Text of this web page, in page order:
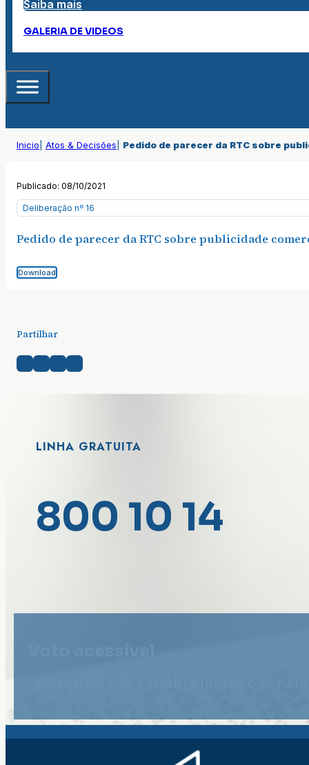
Saiba mais
GALERIA DE VIDEOS
Inicio Atos & Decisões Pedido de parecer da RTC sobre
Publicado: 08/10/2021
Deliberação nº 16
Pedido de parecer da RTC sobre publicidade
Download
Partilhar
LINHA GRATUITA
800 10 14